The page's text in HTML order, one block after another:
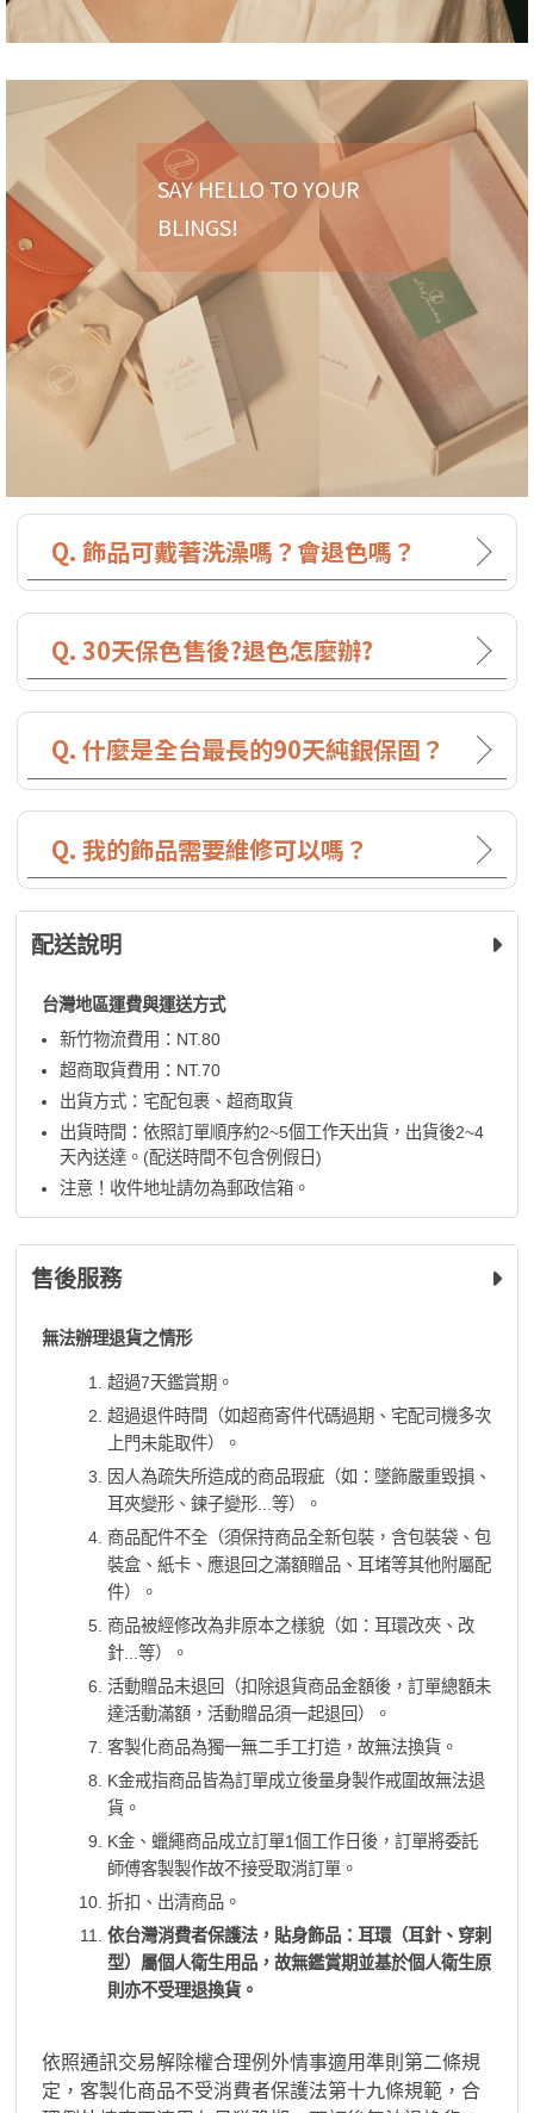
SAY HELLO TO YOUR
BLINGS!
Q. 飾品可戴著洗澡嗎？會退色嗎？
Q. 30天保色售後?退色怎麼辦?
Q. 什麼是全台最長的90天純銀保固？
Q. 我的飾品需要維修可以嗎？
配送說明
台灣地區運費與運送方式
新竹物流費用：NT.80
超商取貨費用：NT.70
出貨方式：宅配包裹、超商取貨
出貨時間：依照訂單順序約2~5個工作天出貨，出貨後2~4
天內送達。(配送時間不包含例假日)
注意！收件地址請勿為郵政信箱。
售後服務
無法辦理退貨之情形
超過7天鑑賞期。
超過退件時間（如超商寄件代碼過期、宅配司機多次
上門未能取件）。
因人為疏失所造成的商品瑕疵（如：墜飾嚴重毀損、
耳夾變形、鍊子變形...等）。
商品配件不全（須保持商品全新包裝，含包裝袋、包
裝盒、紙卡、應退回之滿額贈品、耳堵等其他附屬配
件）。
商品被經修改為非原本之樣貌（如：耳環改夾、改
針...等）。
活動贈品未退回（扣除退貨商品金額後，訂單總額未
達活動滿額，活動贈品須一起退回）。
客製化商品為獨一無二手工打造，故無法換貨。
K金戒指商品皆為訂單成立後量身製作戒圍故無法退
貨。
K金、蠟繩商品成立訂單1個工作日後，訂單將委託
師傅客製製作故不接受取消訂單。
折扣、出清商品。
依台灣消費者保護法，貼身飾品：耳環（耳針、穿刺
型）屬個人衛生用品，故無鑑賞期並基於個人衛生原
則亦不受理退換貨。
依照通訊交易解除權合理例外情事適用準則第二條規
定，客製化商品不受消費者保護法第十九條規範，合